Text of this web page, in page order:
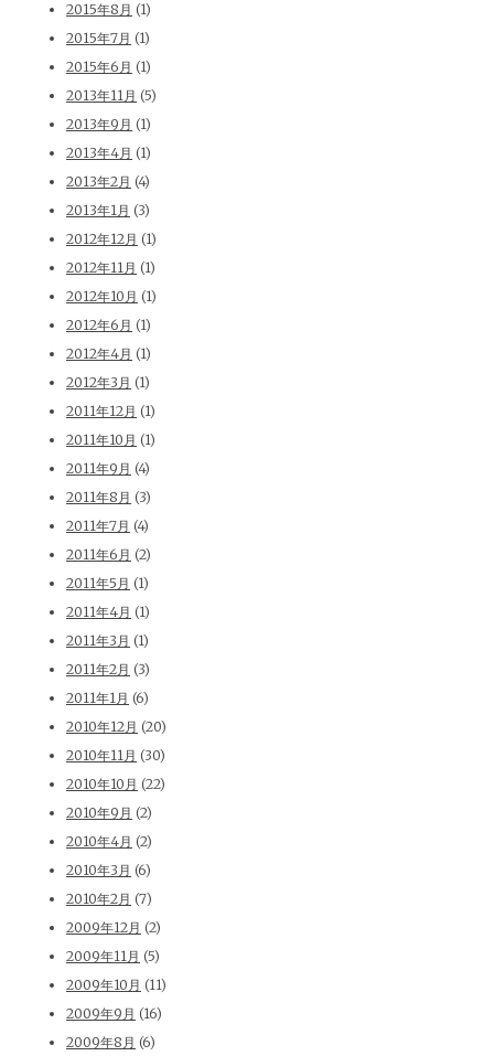
2015年8月 (1)
2015年7月 (1)
2015年6月 (1)
2013年11月 (5)
2013年9月 (1)
2013年4月 (1)
2013年2月 (4)
2013年1月 (3)
2012年12月 (1)
2012年11月 (1)
2012年10月 (1)
2012年6月 (1)
2012年4月 (1)
2012年3月 (1)
2011年12月 (1)
2011年10月 (1)
2011年9月 (4)
2011年8月 (3)
2011年7月 (4)
2011年6月 (2)
2011年5月 (1)
2011年4月 (1)
2011年3月 (1)
2011年2月 (3)
2011年1月 (6)
2010年12月 (20)
2010年11月 (30)
2010年10月 (22)
2010年9月 (2)
2010年4月 (2)
2010年3月 (6)
2010年2月 (7)
2009年12月 (2)
2009年11月 (5)
2009年10月 (11)
2009年9月 (16)
2009年8月 (6)